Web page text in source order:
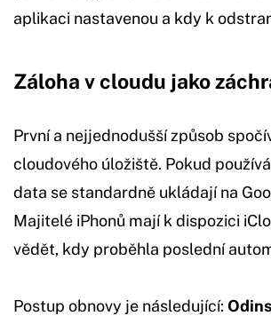
aplikaci nastavenou a kdy k
Záloha v cloudu jako
První a nejjednodušší způsob
cloudového úložiště. Pokud
data se standardně ukládají na
Majitelé iPhonů mají k dispozici
vědět, kdy proběhla poslední
Postup obnovy je následující: